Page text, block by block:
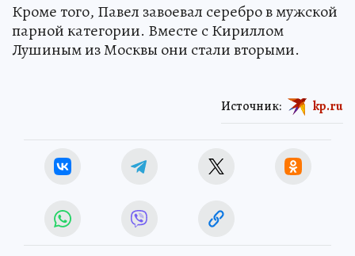
Кроме того, Павел завоевал серебро в мужской
парной категории. Вместе с Кириллом
Лушиным из Москвы они стали вторыми.
Источник: kp.ru